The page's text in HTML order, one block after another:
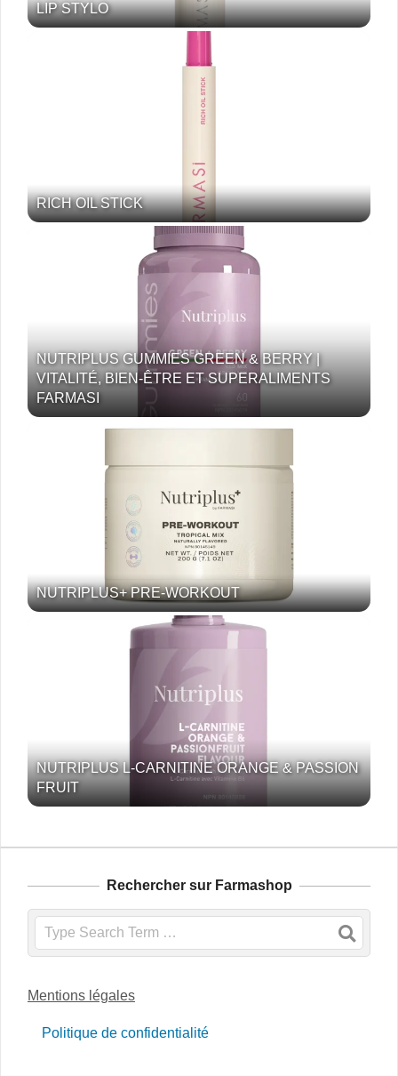
LIP STYLO
RICH OIL STICK
NUTRIPLUS GUMMIES GREEN & BERRY |
VITALITÉ, BIEN-ÊTRE ET SUPERALIMENTS
FARMASI
NUTRIPLUS+ PRE-WORKOUT
NUTRIPLUS L-CARNITINE ORANGE & PASSION
FRUIT
Rechercher sur Farmashop
Search
Mentions légales
Politique de confidentialité